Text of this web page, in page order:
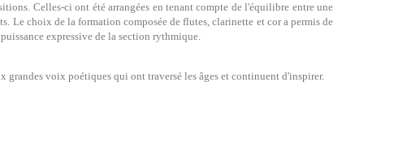
Celles-ci ont été arrangées en tenant compte de l'équilibre entre une
Le choix de la formation composée de flutes, clarinette et cor a permis de
expressive de la section rythmique.
grandes voix poétiques qui ont traversé les âges et continuent d'inspirer.